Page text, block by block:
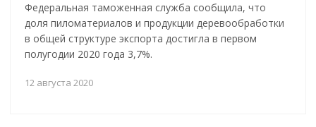
Федеральная таможенная служба сообщила, что
доля пиломатериалов и продукции деревообработки
в общей структуре экспорта достигла в первом
полугодии 2020 года 3,7%.
12 августа 2020